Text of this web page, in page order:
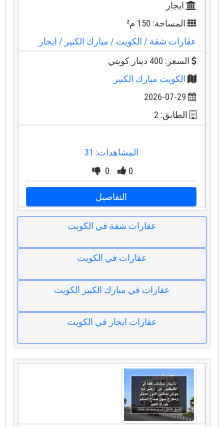
ايجار
المساحة: 150 م²
عقارات شقة / الكويت/ مبارك الكبير / ايجار
السعر: 400 دينار كويتي
الكويت مبارك الكبير
2026-07-29
الطابق: 2
المشاهدات: 31
0
0
التفاصيل
عقارات شقة في الكويت
عقارات في الكويت
عقارات في مبارك الكبير الكويت
عقارات ايجار في الكويت